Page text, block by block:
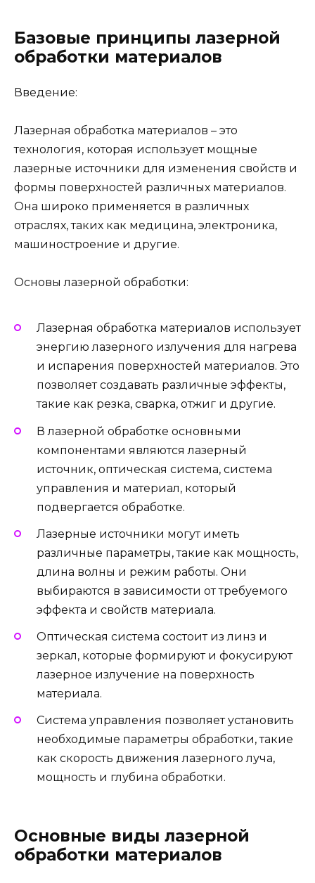
Базовые принципы лазерной
обработки материалов
Введение:
Лазерная обработка материалов – это
технология, которая использует мощные
лазерные источники для изменения свойств и
формы поверхностей различных материалов.
Она широко применяется в различных
отраслях, таких как медицина, электроника,
машиностроение и другие.
Основы лазерной обработки:
Лазерная обработка материалов использует
энергию лазерного излучения для нагрева
и испарения поверхностей материалов. Это
позволяет создавать различные эффекты,
такие как резка, сварка, отжиг и другие.
В лазерной обработке основными
компонентами являются лазерный
источник, оптическая система, система
управления и материал, который
подвергается обработке.
Лазерные источники могут иметь
различные параметры, такие как мощность,
длина волны и режим работы. Они
выбираются в зависимости от требуемого
эффекта и свойств материала.
Оптическая система состоит из линз и
зеркал, которые формируют и фокусируют
лазерное излучение на поверхность
материала.
Система управления позволяет установить
необходимые параметры обработки, такие
как скорость движения лазерного луча,
мощность и глубина обработки.
Основные виды лазерной
обработки материалов